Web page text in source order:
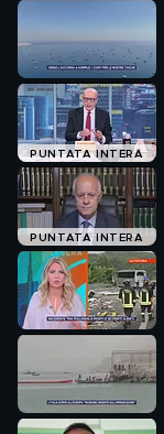
PUNTATA INTERA
PUNTATA INTERA